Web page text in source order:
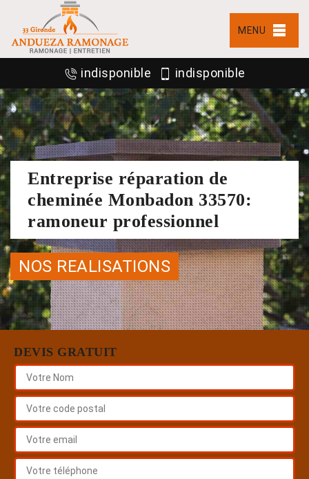
MENU
indisponible indisponible
Entreprise réparation de
cheminée Monbadon 33570:
ramoneur professionnel
NOS REALISATIONS
DEVIS GRATUIT